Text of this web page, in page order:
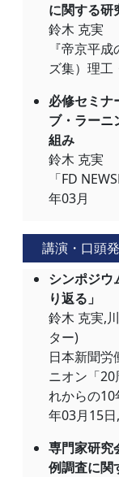
に
鈴木 克実
『帝京平
ズ集）理工
必修セミナ
ブ・ラーニ
鈴木 克実
「FD
年03月
講演・口頭
シンポジウ
り
鈴木 克実,
ター)
日本新聞労
ニオン「
れからの
年03月15日,
専門家研究
例調査に関